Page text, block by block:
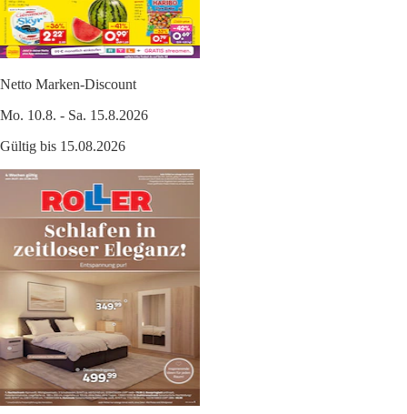
Netto Marken-Discount
Mo. 10.8. - Sa. 15.8.2026
Gültig bis 15.08.2026